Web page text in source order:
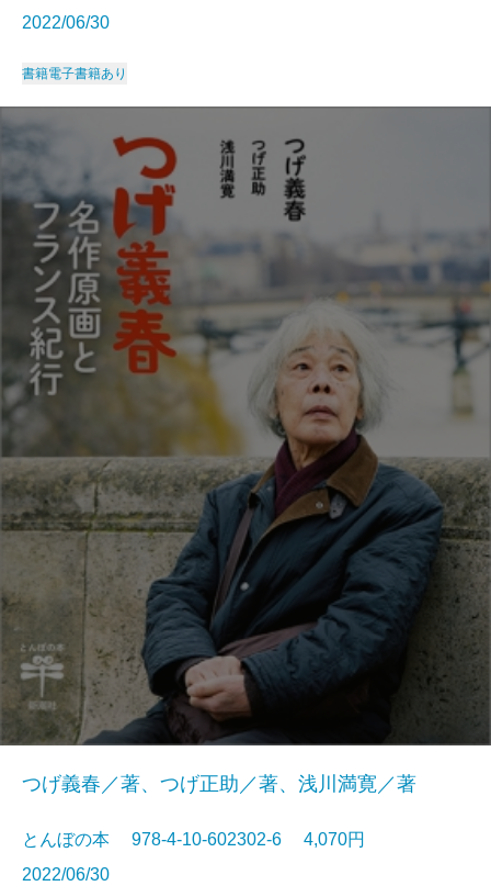
2022/06/30
書籍電子書籍あり
つげ義春／著、つげ正助／著、浅川満寛／著
とんぼの本 978-4-10-602302-6 4,070円
2022/06/30